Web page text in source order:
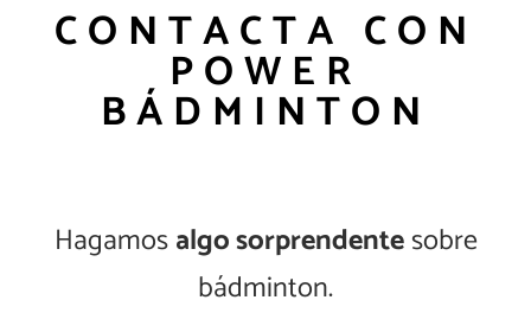
CONTACTA CON
POWER
BÁDMINTON
Hagamosalgo sorprendentesobre
bádminton.